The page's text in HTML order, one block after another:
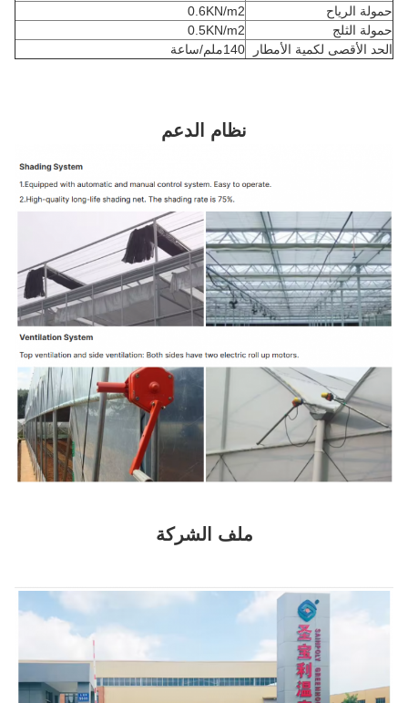
حمولة الرياح
0.6KN/m2
حمولة الثلج
0.5KN/m2
الحد الأقصى لكمية الأمطار
140ملم/ساعة
نظام الدعم
ملف الشركة